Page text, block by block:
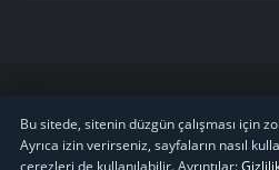
© 2026 Uzm. Psk. Kemal Özcan. Tüm hakları
·S.S.S.
Bu sitede, sitenin düzgün çalışması için
Ayrıca izin verirseniz, sayfaların nasıl
çerezleri de kullanılabilir. Ayrıntılar: